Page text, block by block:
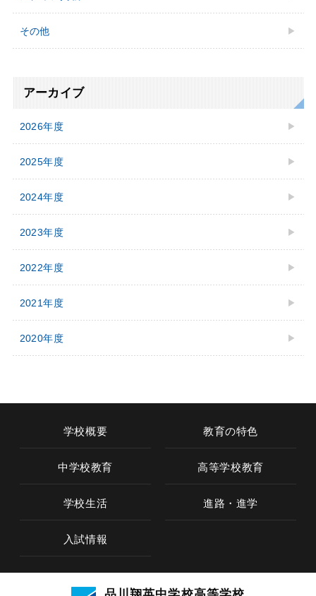
その他
アーカイブ
2026年度
2025年度
2024年度
2023年度
2022年度
2021年度
2020年度
学校概要 教育の特色
中学校教育 高等学校教育
学校生活 進路・進学
入試情報